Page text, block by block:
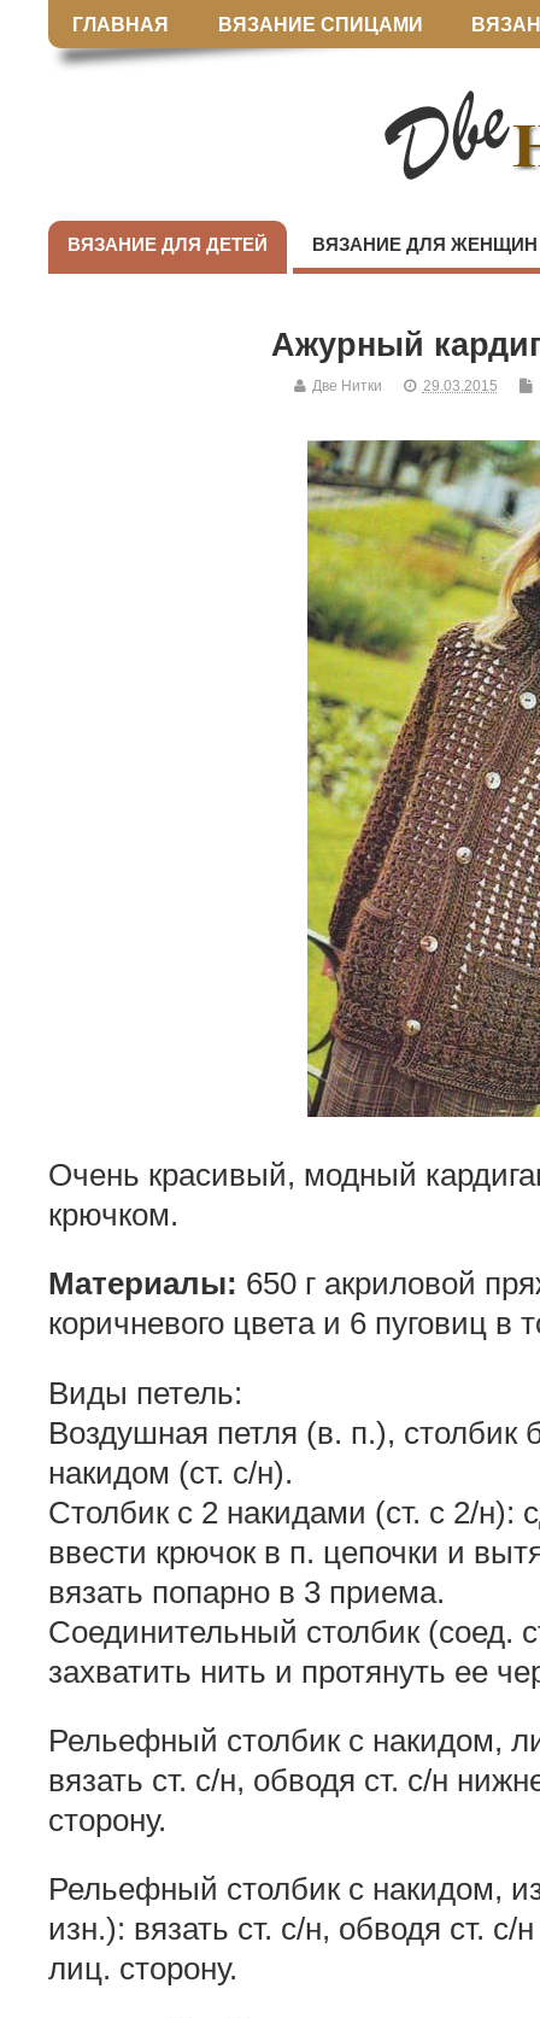
ГЛАВНАЯ ВЯЗАНИЕ СПИЦАМИ
ВЯЗАНИЕ ДЛЯ ДЕТЕЙ ВЯЗАНИЕ ДЛЯ ЖЕНЩИН
Ажурный
Две Нитки 29.03.2015
Очень красивый, модный
крючком.
Материалы: 650 г акриловой
коричневого цвета и 6 пуговиц в
Виды петель:
Воздушная петля (в. п.), столбик
накидом (ст. с/н).
Столбик с 2 накидами (ст. с 2/н):
ввести крючок в п. цепочки и
вязать попарно в 3 приема.
Соединительный столбик (соед.
захватить нить и протянуть ее
Рельефный столбик с накидом,
вязать ст. с/н, обводя ст. с/н
сторону.
Рельефный столбик с накидом,
изн.): вязать ст. с/н, обводя ст.
лиц. сторону.